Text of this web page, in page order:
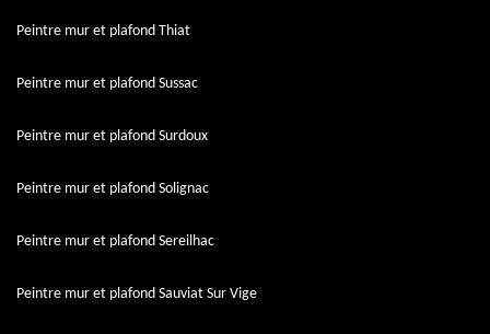
Peintre mur et plafond Thiat
Peintre mur et plafond Sussac
Peintre mur et plafond Surdoux
Peintre mur et plafond Solignac
Peintre mur et plafond Sereilhac
Peintre mur et plafond Sauviat Sur Vige